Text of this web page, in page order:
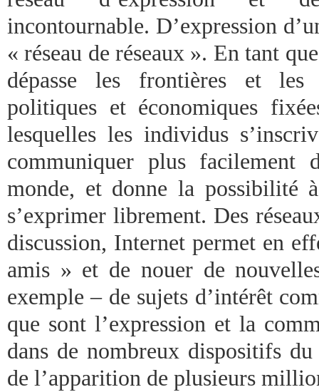
incontournable. D’expression
« réseau de réseaux ». En tant
dépasse les frontières et les
politiques et économiques
lesquelles les individus
communiquer plus facilement
monde, et donne la possibilité
s’exprimer librement. Des
discussion, Internet permet en
amis » et de nouer de
exemple – de sujets d’intérêt
que sont l’expression et la
dans de nombreux dispositifs
de l’apparition de plusieurs